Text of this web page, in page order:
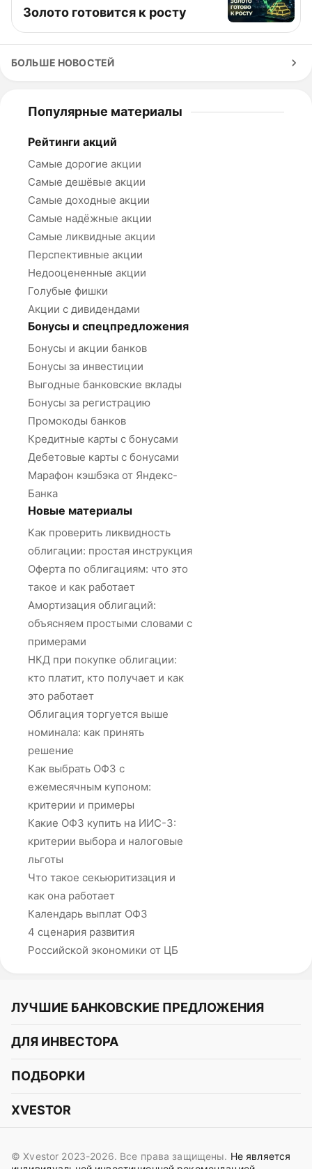
Золото готовится к росту
БОЛЬШЕ НОВОСТЕЙ
Популярные материалы
Рейтинги акций
Самые дорогие акции
Самые дешёвые акции
Самые доходные акции
Самые надёжные акции
Самые ликвидные акции
Перспективные акции
Недооцененные акции
Голубые фишки
Акции с дивидендами
Бонусы и спецпредложения
Бонусы и акции банков
Бонусы за инвестиции
Выгодные банковские вклады
Бонусы за регистрацию
Промокоды банков
Кредитные карты с бонусами
Дебетовые карты с бонусами
Марафон кэшбэка от Яндекс-
Банка
Новые материалы
Как проверить ликвидность
облигации: простая инструкция
Оферта по облигациям: что это
такое и как работает
Амортизация облигаций:
объясняем простыми словами с
примерами
НКД при покупке облигации:
кто платит, кто получает и как
это работает
Облигация торгуется выше
номинала: как принять
решение
Как выбрать ОФЗ с
ежемесячным купоном:
критерии и примеры
Какие ОФЗ купить на ИИС-3:
критерии выбора и налоговые
льготы
Что такое секьюритизация и
как она работает
Календарь выплат ОФЗ
4 сценария развития
Российской экономики от ЦБ
ЛУЧШИЕ БАНКОВСКИЕ ПРЕДЛОЖЕНИЯ
Альфа-Банк
СБЕР
Газпромбанк
OZON Банк
ДЛЯ ИНВЕСТОРА
Курс акций
Курс облигаций
ПОДБОРКИ
Подборки акций
Подборки облигаций
XVESTOR
Вконтакте
© Xvestor 2023-2026. Все права защищены. Не является